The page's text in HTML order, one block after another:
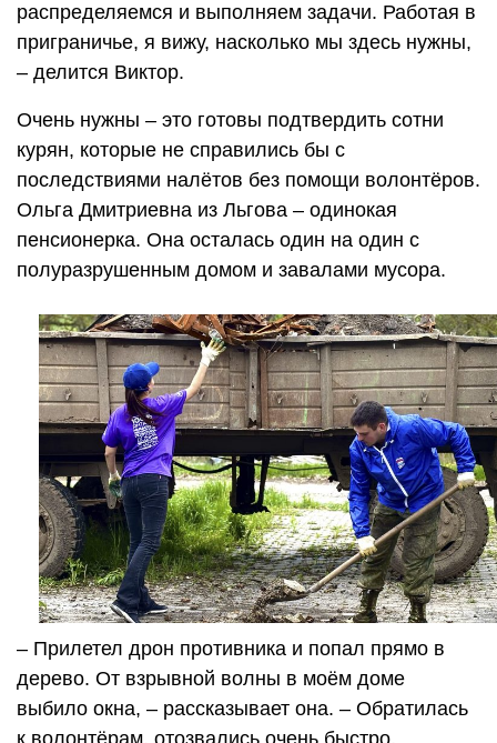
распределяемся и выполняем задачи. Работая в
приграничье, я вижу, насколько мы здесь нужны,
– делится Виктор.
Очень нужны – это готовы подтвердить сотни
курян, которые не справились бы с
последствиями налётов без помощи волонтёров.
Ольга Дмитриевна из Льгова – одинокая
пенсионерка. Она осталась один на один с
полуразрушенным домом и завалами мусора.
– Прилетел дрон противника и попал прямо в
дерево. От взрывной волны в моём доме
выбило окна, – рассказывает она. – Обратилась